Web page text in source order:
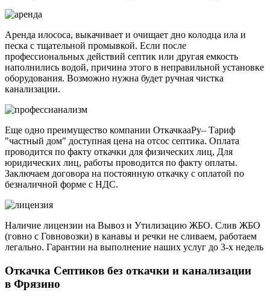
Аренда илососа, выкачивает и очищает дно колодца ила и
песка с тщательной промывкой. Если после
профессиональных действий септик или другая емкость
наполнились водой, причина этого в неправильной установке
оборудования. Возможно нужна будет ручная чистка
канализации.
Еще одно преимущество компании ОткачкааРу– Тариф
"частный дом" доступная цена на отсос септика. Оплата
проводится по факту откачки для физических лиц, Для
юридических лиц, работы проводится по факту оплаты.
Заключаем договора на постоянную откачку с оплатой по
безналичной форме с НДС.
Наличие лицензии на Вывоз и Утилизацию ЖБО. Слив ЖБО
(говно с Говновозки) в канавы и речки не сливаем, работаем
легально. Гарантии на выполнение наших услуг до 3-х недель
Откачка Септиков без откачки и канализации
в Фрязино